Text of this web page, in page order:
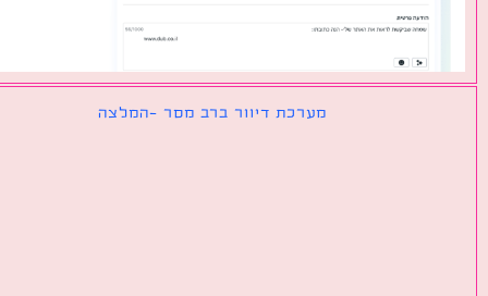
מערכת דיוור ברב מסר -המלצה